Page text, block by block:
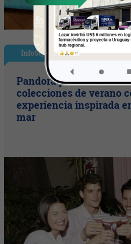
InfoStyle
Pandora presentó sus
colecciones de verano
experiencia inspirada
mar